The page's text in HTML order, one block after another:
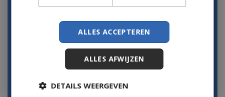
Village Collection 2025
49
Houd mij op de hoogte
Village Collection …
€
Houd mij op de hoogte
ALLES ACCEPTEREN
ALLES AFWIJZEN
DETAILS WEERGEVEN